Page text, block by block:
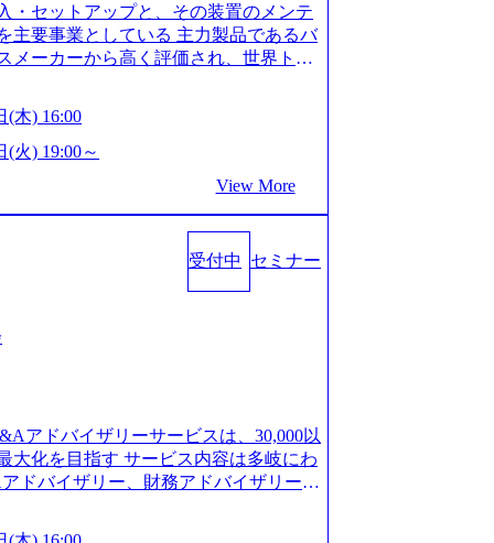
https://storage.googleapis.com/ou
62c9-4258-aa0
社は、FinTech領域に強みを持つITコン
深い理解を持つコンサルタントが集う
持つシンプレクス社またはグループ会
storage.googleapis.com/our-vision-pr
6aae-45a6-a0ce-b98154c8
member/)一部抜粋 - 伊勢
実装支援を軸に、様々な業界で新規事
幅広いプロジェクトに従事 - 鈴木健仁
策定、DX戦略立案、人事組織テーマに
てはDX戦略立案、NFT等の新規事業
ンチュア出身。金融業界を中心に、DX
interviews/) 戦略だけのコンサルは終わ
ら”のコンサルの在り方 (https://www.b
) Xspear Consultingがえるぼし認定を取
www.afpbb.com/articles/-/3520247)
・セットアップと、その装置のメンテ
主要事業としている 主力製品であるバ
メーカーから高く評価され、世界トッ
たちの技術/私たちの対話 Vision:夢を
の技術/私たちの対話 IoT社会の浸透、
長しており、それに伴い半導体製造
a367-5426b95cd599_1200x543.webp h
public/images/2026022413
https://storage.googleapis.
20260224131100_d8b3379f-6e64-45
storage.googleapis.com/our-vision-productio
49d6-4429-810e-138e27965ee8_
レゼン研修」、自社キャリアアドバ
実施しており、月単位の決められた
できる 【休日】 土日祝休みの完全週休
、夏季9日、年末年始9日） 有給休暇は
に付与されます。 年次有給休暇の残日
(木) 16:00
(火) 19:00～
View More
受付中 セミナー
アドバイザリーサービスは、30,000以
大化を目指す サービス内容は多岐にわ
ドバイザリー、財務アドバイザリーな
持ち、将来の株価成長を取り込むスキ